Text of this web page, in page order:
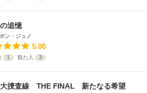
追憶
ポン・ジュノ
5.00
1 観た人 3
大捜査線 THE FINAL 新たなる希望